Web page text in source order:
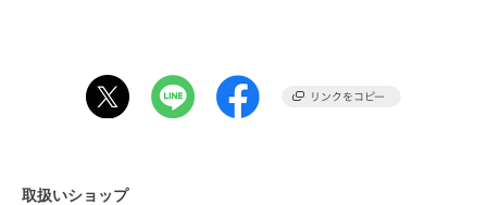
混合なめし、ナチュラルシュリンク仕上げ。
自然なシボで、革本来の弾力を愉しめる素材。
取扱いショップ